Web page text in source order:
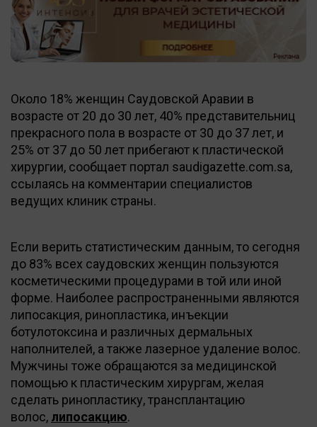
Около 18% женщин Саудовской Аравии в
возрасте от 20 до 30 лет, 40% представительниц
прекрасного пола в возрасте от 30 до 37 лет, и
25% от 37 до 50 лет прибегают к пластической
хирургии, сообщает портал saudigazette.com.sa,
ссылаясь на комментарии специалистов
ведущих клиник страны.
Если верить статистическим данным, то сегодня
до 83% всех саудовских женщин пользуются
косметическими процедурами в той или иной
форме. Наиболее распространенными являются
липосакция, ринопластика, инъекции
ботулотоксина и различных дермальных
наполнителей, а также лазерное удаление волос.
Мужчины тоже обращаются за медицинской
помощью к пластическим хирургам, желая
сделать ринопластику, трансплантацию
волос, липосакцию.